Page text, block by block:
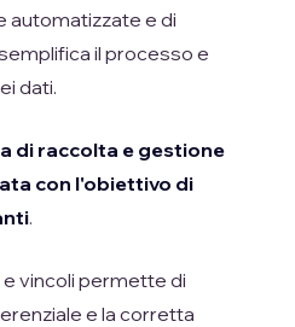
automatizzate e di
il processo e
dati.
di raccolta e gestione
con l'obiettivo di
.
e vincoli permette di
e la corretta